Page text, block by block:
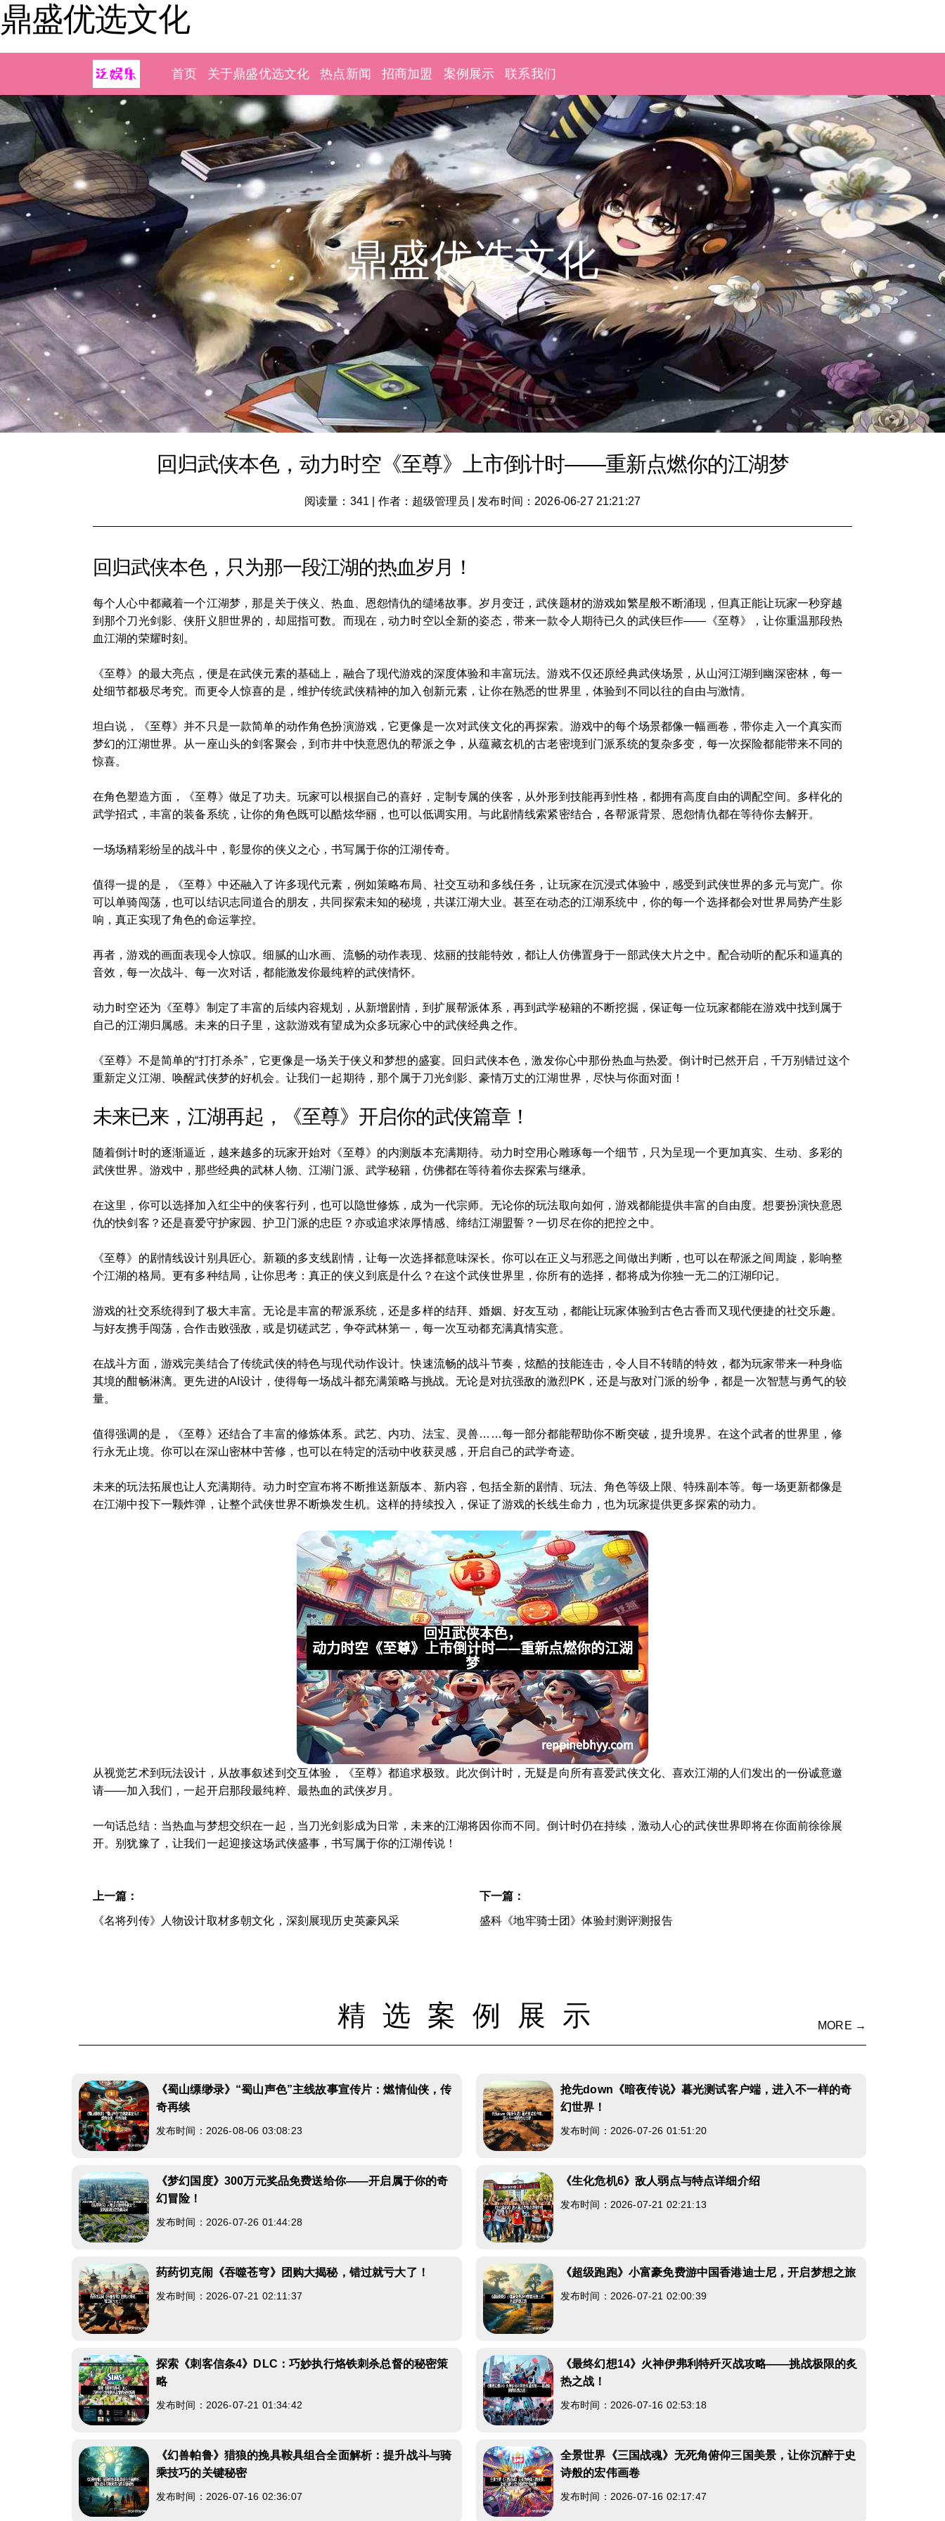
鼎盛优选文化
首页 关于鼎盛优选文化 热点新闻 招商加盟 案例展示 联系我们
鼎盛优选文化
回归武侠本色，动力时空《至尊》上市倒计时——重新点燃你的江湖梦
阅读量：341 作者：超级管理员 发布时间：2026-06-27 21:21:27
回归武侠本色，只为那一段江湖的热血岁月！
每个人心中都藏着一个江湖梦，那是关于侠义、热血、恩怨情仇的缱绻故事。岁月变迁，武侠题材的游戏如繁星般不断涌现，但真正能让玩家一秒穿越
到那个刀光剑影、侠肝义胆世界的，却屈指可数。而现在，动力时空以全新的姿态，带来一款令人期待已久的武侠巨作——《至尊》，让你重温那段热
血江湖的荣耀时刻。
《至尊》的最大亮点，便是在武侠元素的基础上，融合了现代游戏的深度体验和丰富玩法。游戏不仅还原经典武侠场景，从山河江湖到幽深密林，每一
处细节都极尽考究。而更令人惊喜的是，维护传统武侠精神的加入创新元素，让你在熟悉的世界里，体验到不同以往的自由与激情。
坦白说，《至尊》并不只是一款简单的动作角色扮演游戏，它更像是一次对武侠文化的再探索。游戏中的每个场景都像一幅画卷，带你走入一个真实而
梦幻的江湖世界。从一座山头的剑客聚会，到市井中快意恩仇的帮派之争，从蕴藏玄机的古老密境到门派系统的复杂多变，每一次探险都能带来不同的
惊喜。
在角色塑造方面，《至尊》做足了功夫。玩家可以根据自己的喜好，定制专属的侠客，从外形到技能再到性格，都拥有高度自由的调配空间。多样化的
武学招式，丰富的装备系统，让你的角色既可以酷炫华丽，也可以低调实用。与此剧情线索紧密结合，各帮派背景、恩怨情仇都在等待你去解开。
一场场精彩纷呈的战斗中，彰显你的侠义之心，书写属于你的江湖传奇。
值得一提的是，《至尊》中还融入了许多现代元素，例如策略布局、社交互动和多线任务，让玩家在沉浸式体验中，感受到武侠世界的多元与宽广。你
可以单骑闯荡，也可以结识志同道合的朋友，共同探索未知的秘境，共谋江湖大业。甚至在动态的江湖系统中，你的每一个选择都会对世界局势产生影
响，真正实现了角色的命运掌控。
再者，游戏的画面表现令人惊叹。细腻的山水画、流畅的动作表现、炫丽的技能特效，都让人仿佛置身于一部武侠大片之中。配合动听的配乐和逼真的
音效，每一次战斗、每一次对话，都能激发你最纯粹的武侠情怀。
动力时空还为《至尊》制定了丰富的后续内容规划，从新增剧情，到扩展帮派体系，再到武学秘籍的不断挖掘，保证每一位玩家都能在游戏中找到属于
自己的江湖归属感。未来的日子里，这款游戏有望成为众多玩家心中的武侠经典之作。
《至尊》不是简单的“打打杀杀”，它更像是一场关于侠义和梦想的盛宴。回归武侠本色，激发你心中那份热血与热爱。倒计时已然开启，千万别错过这个
重新定义江湖、唤醒武侠梦的好机会。让我们一起期待，那个属于刀光剑影、豪情万丈的江湖世界，尽快与你面对面！
未来已来，江湖再起，《至尊》开启你的武侠篇章！
随着倒计时的逐渐逼近，越来越多的玩家开始对《至尊》的内测版本充满期待。动力时空用心雕琢每一个细节，只为呈现一个更加真实、生动、多彩的
武侠世界。游戏中，那些经典的武林人物、江湖门派、武学秘籍，仿佛都在等待着你去探索与继承。
在这里，你可以选择加入红尘中的侠客行列，也可以隐世修炼，成为一代宗师。无论你的玩法取向如何，游戏都能提供丰富的自由度。想要扮演快意恩
仇的快剑客？还是喜爱守护家园、护卫门派的忠臣？亦或追求浓厚情感、缔结江湖盟誓？一切尽在你的把控之中。
《至尊》的剧情线设计别具匠心。新颖的多支线剧情，让每一次选择都意味深长。你可以在正义与邪恶之间做出判断，也可以在帮派之间周旋，影响整
个江湖的格局。更有多种结局，让你思考：真正的侠义到底是什么？在这个武侠世界里，你所有的选择，都将成为你独一无二的江湖印记。
游戏的社交系统得到了极大丰富。无论是丰富的帮派系统，还是多样的结拜、婚姻、好友互动，都能让玩家体验到古色古香而又现代便捷的社交乐趣。
与好友携手闯荡，合作击败强敌，或是切磋武艺，争夺武林第一，每一次互动都充满真情实意。
在战斗方面，游戏完美结合了传统武侠的特色与现代动作设计。快速流畅的战斗节奏，炫酷的技能连击，令人目不转睛的特效，都为玩家带来一种身临
其境的酣畅淋漓。更先进的AI设计，使得每一场战斗都充满策略与挑战。无论是对抗强敌的激烈PK，还是与敌对门派的纷争，都是一次智慧与勇气的较
量。
值得强调的是，《至尊》还结合了丰富的修炼体系。武艺、内功、法宝、灵兽……每一部分都能帮助你不断突破，提升境界。在这个武者的世界里，修
行永无止境。你可以在深山密林中苦修，也可以在特定的活动中收获灵感，开启自己的武学奇迹。
未来的玩法拓展也让人充满期待。动力时空宣布将不断推送新版本、新内容，包括全新的剧情、玩法、角色等级上限、特殊副本等。每一场更新都像是
在江湖中投下一颗炸弹，让整个武侠世界不断焕发生机。这样的持续投入，保证了游戏的长线生命力，也为玩家提供更多探索的动力。
从视觉艺术到玩法设计，从故事叙述到交互体验，《至尊》都追求极致。此次倒计时，无疑是向所有喜爱武侠文化、喜欢江湖的人们发出的一份诚意邀
请——加入我们，一起开启那段最纯粹、最热血的武侠岁月。
一句话总结：当热血与梦想交织在一起，当刀光剑影成为日常，未来的江湖将因你而不同。倒计时仍在持续，激动人心的武侠世界即将在你面前徐徐展
开。别犹豫了，让我们一起迎接这场武侠盛事，书写属于你的江湖传说！
上一篇：
《名将列传》人物设计取材多朝文化，深刻展现历史英豪风采
下一篇：
盛科《地牢骑士团》体验封测评测报告
精选案例展示 MORE →
《蜀山缥缈录》“蜀山声色”主线故事宣传片：燃情仙侠，传
奇再续
发布时间：2026-08-06 03:08:23
抢先down《暗夜传说》暮光测试客户端，进入不一样的奇
幻世界！
发布时间：2026-07-26 01:51:20
《梦幻国度》300万元奖品免费送给你——开启属于你的奇
幻冒险！
发布时间：2026-07-26 01:44:28
《生化危机6》敌人弱点与特点详细介绍
发布时间：2026-07-21 02:21:13
药药切克闹《吞噬苍穹》团购大揭秘，错过就亏大了！
发布时间：2026-07-21 02:11:37
《超级跑跑》小富豪免费游中国香港迪士尼，开启梦想之旅
发布时间：2026-07-21 02:00:39
探索《刺客信条4》DLC：巧妙执行烙铁刺杀总督的秘密策
略
发布时间：2026-07-21 01:34:42
《最终幻想14》火神伊弗利特歼灭战攻略——挑战极限的炙
热之战！
发布时间：2026-07-16 02:53:18
《幻兽帕鲁》猎狼的挽具鞍具组合全面解析：提升战斗与骑
乘技巧的关键秘密
发布时间：2026-07-16 02:36:07
全景世界《三国战魂》无死角俯仰三国美景，让你沉醉于史
诗般的宏伟画卷
发布时间：2026-07-16 02:17:47